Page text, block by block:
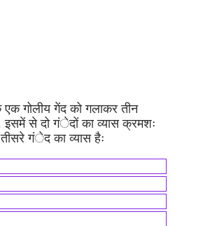
गोलीय गेंद को गलाकर तीन
इसमें से दो गंेदों का व्यास क्रमशः
गंेद का व्यास हैः